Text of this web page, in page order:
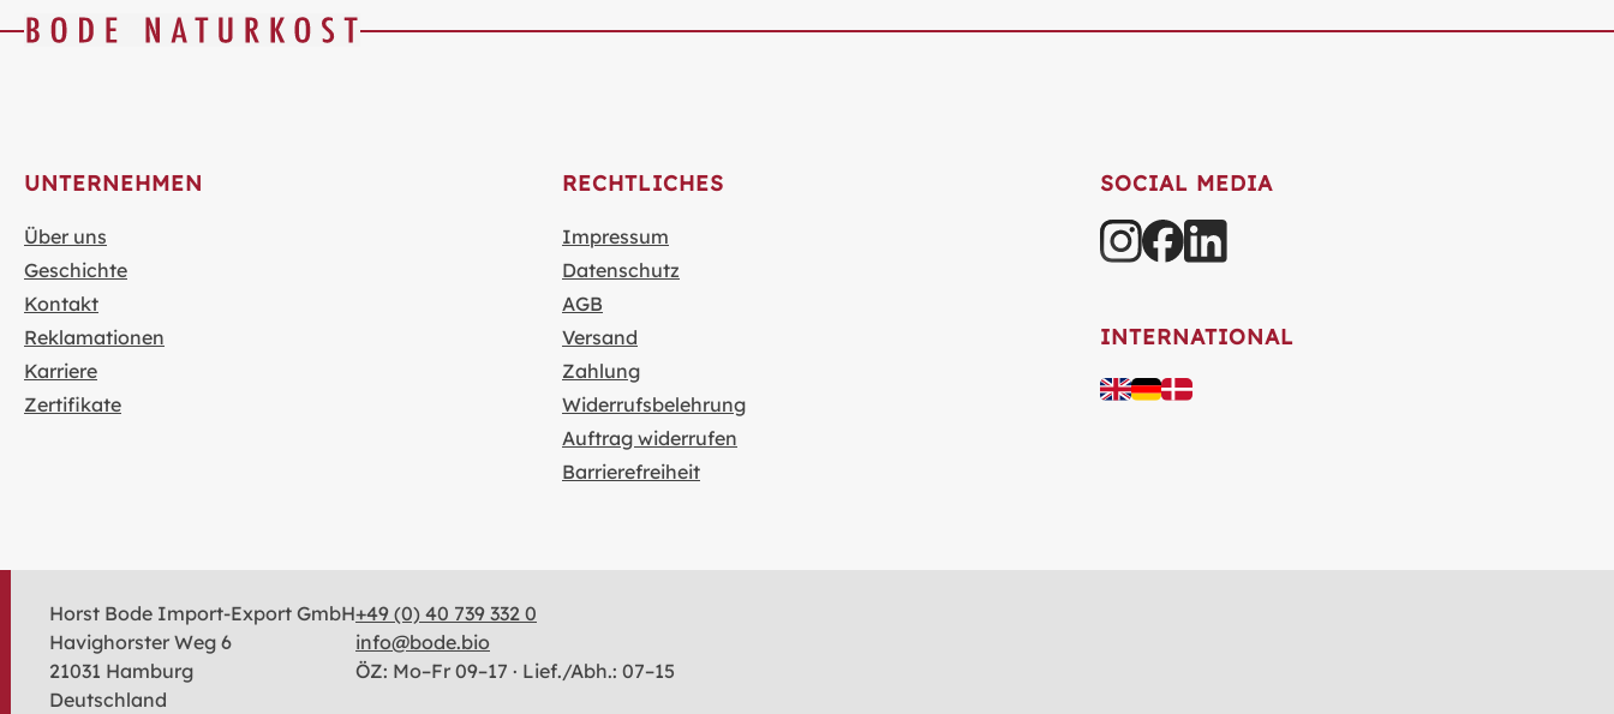
UNTERNEHMEN
Über uns
Geschichte
Kontakt
Reklamationen
Karriere
Zertifikate
RECHTLICHES
Impressum
Datenschutz
AGB
Versand
Zahlung
Widerrufsbelehrung
Auftrag widerrufen
Barrierefreiheit
SOCIAL MEDIA
INTERNATIONAL
Horst Bode Import-Export GmbH
Havighorster Weg 6
21031 Hamburg
Deutschland
+49 (0) 40 739 332 0
info@bode.bio
ÖZ: Mo–Fr 09–17 · Lief./Abh.: 07–15